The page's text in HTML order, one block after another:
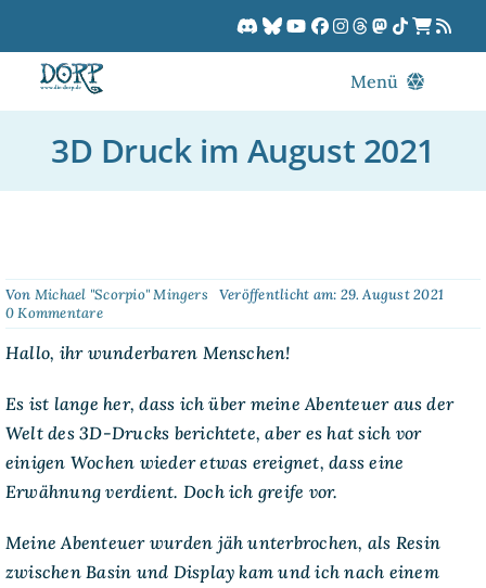
springen
Menü
DORPCast
Dracon
3D Druck im August 2021
Von Michael "Scorpio" Mingers
Veröffentlicht am: 29. August 2021
0 Kommentareon
3D
Druck
2021
Hallo, ihr wunderbaren Menschen!
Es ist lange her, dass ich über meine Abenteuer aus der
Welt des 3D-Drucks berichtete, aber es hat sich vor
einigen Wochen wieder etwas ereignet, dass eine
Erwähnung verdient. Doch ich greife vor.
Meine Abenteuer wurden jäh unterbrochen, als Resin
zwischen Basin und Display kam und ich nach einem